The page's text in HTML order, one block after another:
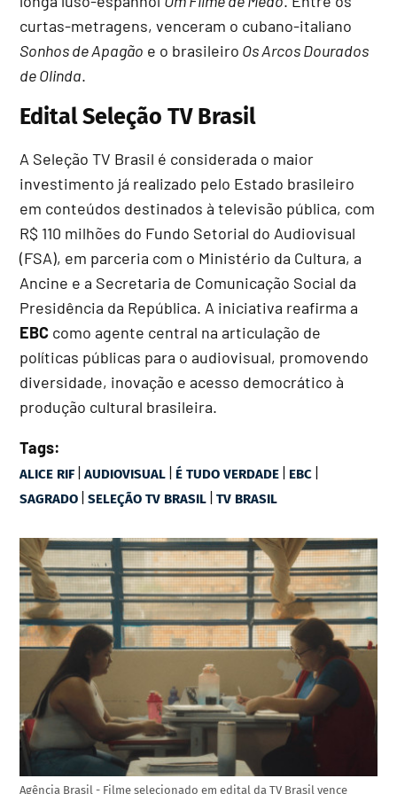
curtas-metragens, venceram o cubano-italiano
Sonhos de Apagão e o brasileiro Os Arcos Dourados
de Olinda.
Edital Seleção TV Brasil
A Seleção TV Brasil é considerada o maior
investimento já realizado pelo Estado brasileiro
em conteúdos destinados à televisão pública, com
R$ 110 milhões do Fundo Setorial do Audiovisual
(FSA), em parceria com o Ministério da Cultura, a
Ancine e a Secretaria de Comunicação Social da
Presidência da República. A iniciativa reafirma a
EBC como agente central na articulação de
políticas públicas para o audiovisual, promovendo
diversidade, inovação e acesso democrático à
produção cultural brasileira.
Tags:
ALICE RIF|AUDIOVISUAL | É TUDO VERDADE | EBC |
SAGRADO |SELEÇÃO TV BRASIL |TV BRASIL
Agência Brasil - Filme selecionado em edital da TV Brasil vence